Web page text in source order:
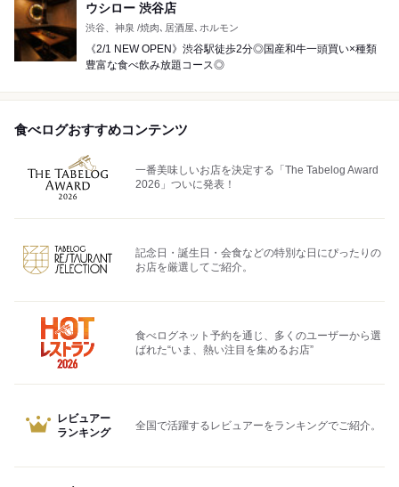
ウシロー 渋谷店
渋谷、神泉 /焼肉､居酒屋､ホルモン
《2/1 NEW OPEN》渋谷駅徒歩2分◎国産和牛一頭買い×種類
豊富な食べ飲み放題コース◎
食べログおすすめコンテンツ
一番美味しいお店を決定する「The Tabelog Award
2026」ついに発表！
記念日・誕生日・会食などの特別な日にぴったりの
お店を厳選してご紹介。
食べログネット予約を通じ、多くのユーザーから選
ばれた“いま、熱い注目を集めるお店”
レビュアー
ランキング
全国で活躍するレビュアーをランキングでご紹介。